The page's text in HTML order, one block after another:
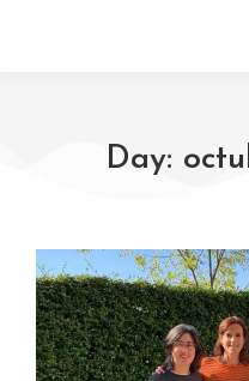
Day: